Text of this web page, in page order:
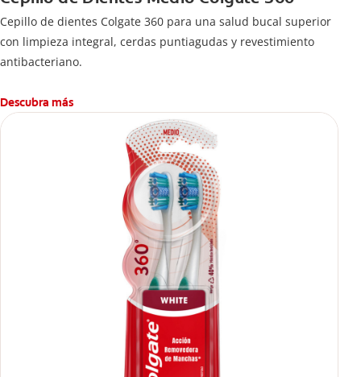
Cepillo de dientes Colgate 360 ​​para una salud bucal superior
con limpieza integral, cerdas puntiagudas y revestimiento
antibacteriano.
Descubra más